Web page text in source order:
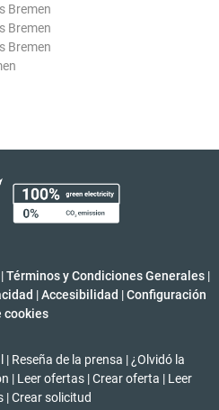
Bremen
Bremen
Bremen
|Términos y Condiciones Generales |
| Accesibilidad | Configuración
cookies
| Reseña de la prensa | ¿Olvidó la
| Leer ofertas | Crear oferta | Leer
|Crear solicitud